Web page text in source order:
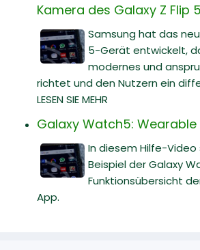
Kamera des Galaxy Z Flip 5
Samsung hat das
5-Gerät entwickelt,
modernes und
richtet und den Nutzern ein
LESEN SIE MEHR
Galaxy Watch5: Wearable
In diesem Hilfe-
Beispiel der Galaxy
Funktionsübersicht
App.